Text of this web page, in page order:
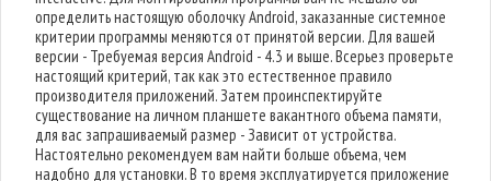
определить настоящую оболочку Android, заказанные системное
критерии программы меняются от принятой версии. Для вашей
версии - Требуемая версия Android - 4.3 и выше. Всерьез проверьте
настоящий критерий, так как это естественное правило
производителя приложений. Затем проинспектируйте
существование на личном планшете вакантного объема памяти,
для вас запрашиваемый размер - Зависит от устройства.
Настоятельно рекомендуем вам найти больше объема, чем
надобно для установки. В то время эксплуатируется приложение